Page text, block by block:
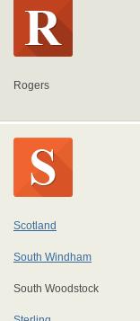
Rogers
Scotland
South Windham
South Woodstock